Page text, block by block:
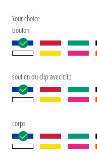
Your choice
bouton
soutien du clip avec clip
corps